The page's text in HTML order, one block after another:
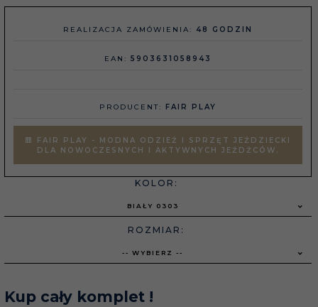
REALIZACJA ZAMÓWIENIA: 48 GODZIN
EAN: 5903631058943
PRODUCENT: FAIR PLAY
FAIR PLAY - MODNA ODZIEŻ I SPRZĘT JEŹDZIECKI
DLA NOWOCZESNYCH I AKTYWNYCH JEŹDŹCÓW.
KOLOR:
BIAŁY 0303
ROZMIAR:
-- WYBIERZ --
Kup cały komplet !